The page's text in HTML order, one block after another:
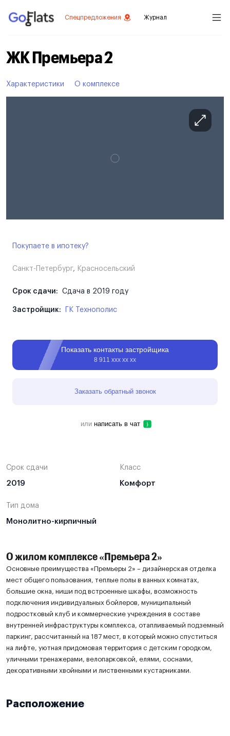
Спецпредложения Журнал
ЖК Премьера 2
Характеристики О комплексе
Покупаете в ипотеку?
Санкт-Петербург, Красносельский
Срок сдачи: Сдача в 2019 году
Застройщик: ГК Технополис
Показать контакты застройщика
8 911 ххх хх хх
Заказать обратный звонок
или написать в чат
Срок сдачи
2019
Класс
Комфорт
Тип дома
Монолитно-кирпичный
О жилом комплексе «Премьера 2»
Основные преимущества «Премьеры 2» – дизайнерская отделка
мест общего пользования, теплые полы в ванных комнатах,
большие окна, ниши под встроенные шкафы, возможность
подключения индивидуальных бойлеров, муниципальный
подростковый клуб и коммерческие учреждения в составе
внутренней инфраструктуры комплекса, отапливаемый подземный
паркинг, рассчитанный на 187 мест, в который можно спуститься
на лифте, уютная придомовая территория с детским городком,
уличными тренажерами, велопарковкой, елями, соснами,
декоративными хвойными и лиственными кустарниками.
Расположение